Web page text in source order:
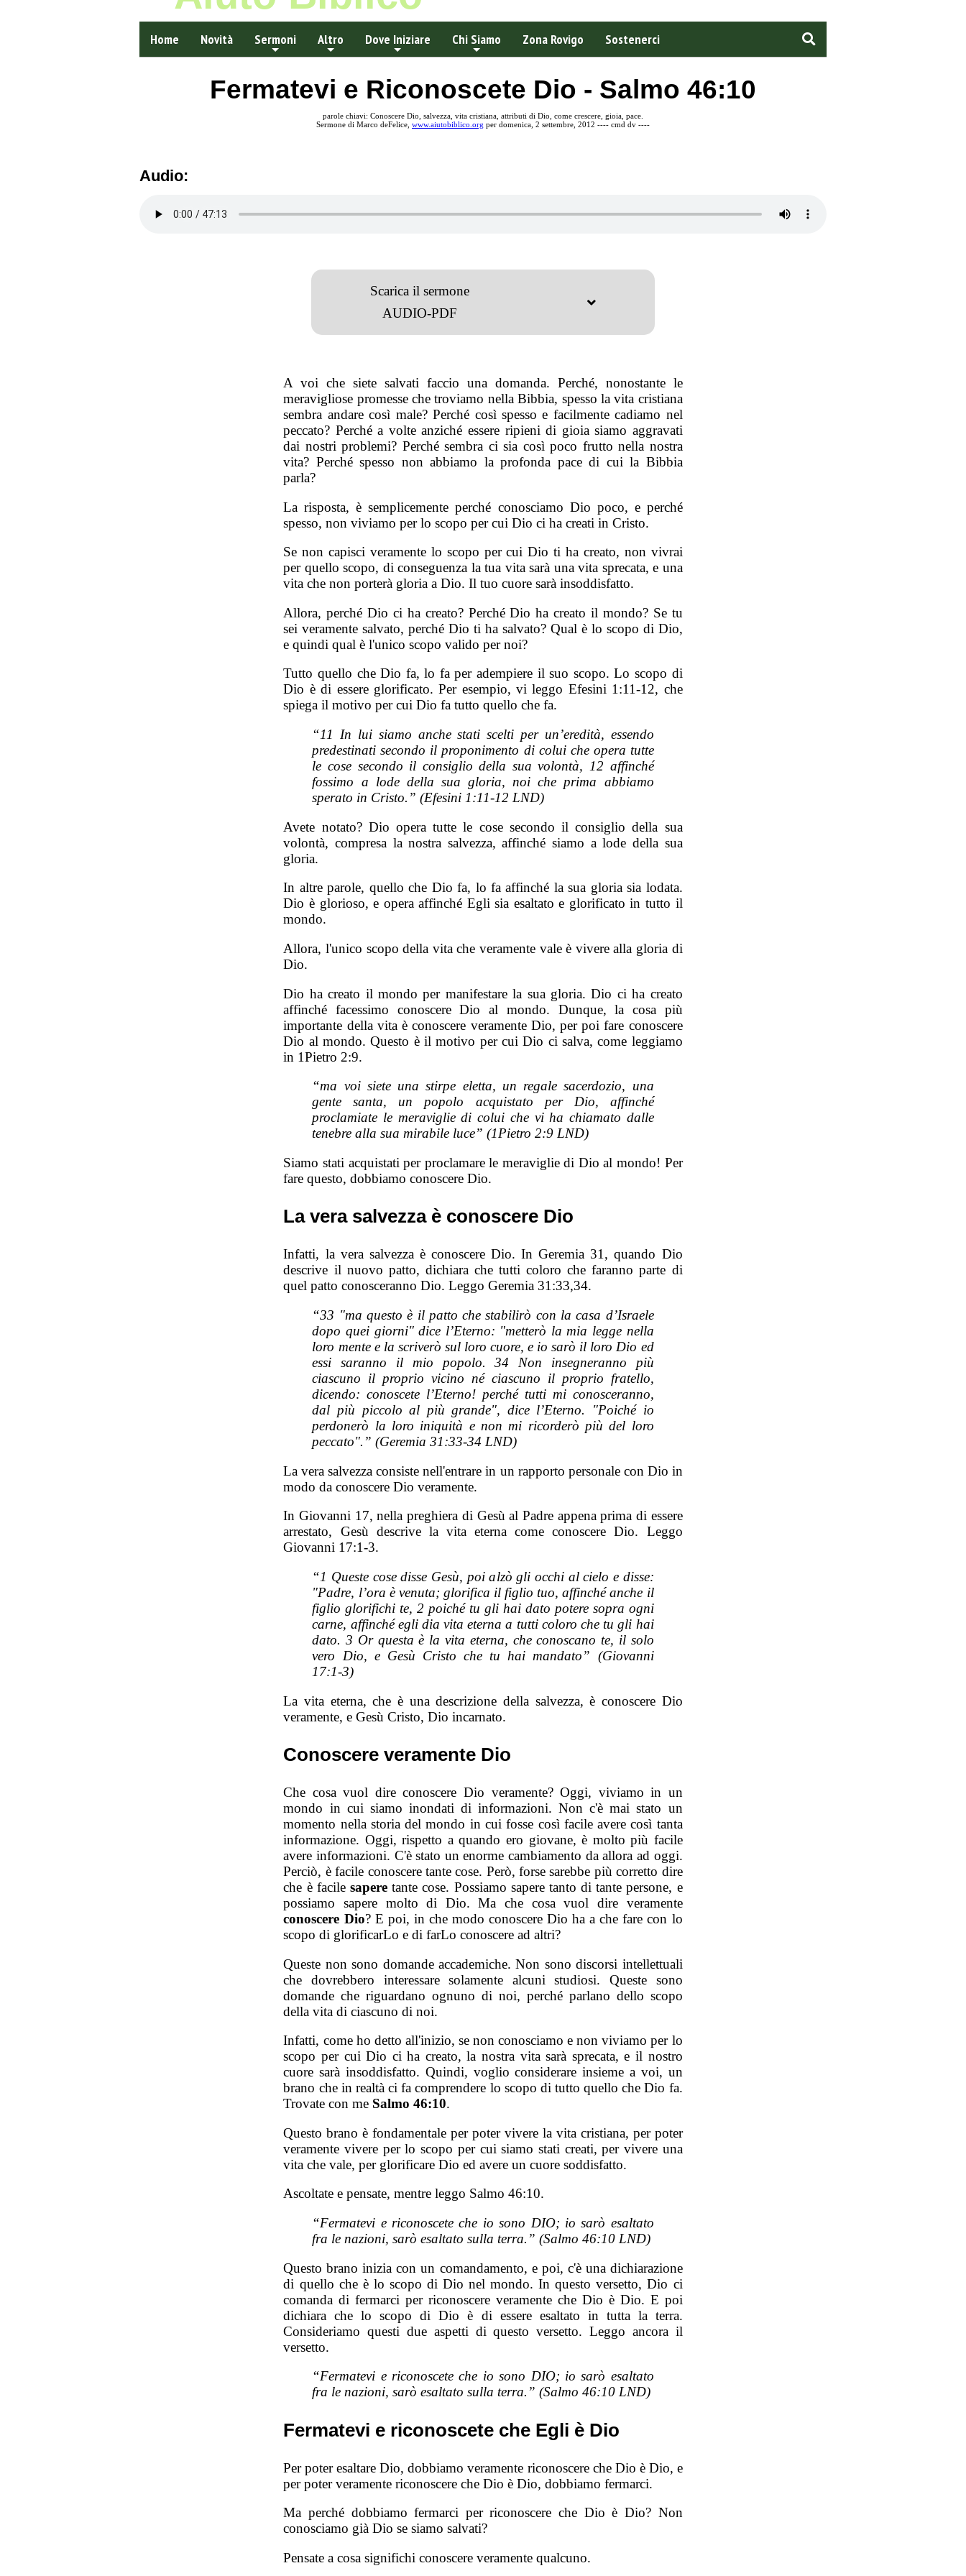
Home Novità Sermoni Altro Dove Iniziare Chi Siamo Zona Rovigo Sostenerci
Fermatevi e Riconoscete Dio - Salmo 46:10
parole chiavi: Conoscere Dio, salvezza, vita cristiana, attributi di Dio, come crescere, gioia, pace.
Sermone di Marco deFelice, www.aiutobiblico.org per domenica, 2 settembre, 2012 ---- cmd dv ----
Audio:
Scarica il sermone
AUDIO-PDF
A voi che siete salvati faccio una domanda. Perché, nonostante le
meravigliose promesse che troviamo nella Bibbia, spesso la vita cristiana
sembra andare così male? Perché così spesso e facilmente cadiamo nel
peccato? Perché a volte anziché essere ripieni di gioia siamo aggravati
dai nostri problemi? Perché sembra ci sia così poco frutto nella nostra
vita? Perché spesso non abbiamo la profonda pace di cui la Bibbia
parla?
La risposta, è semplicemente perché conosciamo Dio poco, e perché
spesso, non viviamo per lo scopo per cui Dio ci ha creati in Cristo.
Se non capisci veramente lo scopo per cui Dio ti ha creato, non vivrai
per quello scopo, di conseguenza la tua vita sarà una vita sprecata, e una
vita che non porterà gloria a Dio. Il tuo cuore sarà insoddisfatto.
Allora, perché Dio ci ha creato? Perché Dio ha creato il mondo? Se tu
sei veramente salvato, perché Dio ti ha salvato? Qual è lo scopo di Dio,
e quindi qual è l'unico scopo valido per noi?
Tutto quello che Dio fa, lo fa per adempiere il suo scopo. Lo scopo di
Dio è di essere glorificato. Per esempio, vi leggo Efesini 1:11-12, che
spiega il motivo per cui Dio fa tutto quello che fa.
“11 In lui siamo anche stati scelti per un’eredità, essendo
predestinati secondo il proponimento di colui che opera tutte
le cose secondo il consiglio della sua volontà, 12 affinché
fossimo a lode della sua gloria, noi che prima abbiamo
sperato in Cristo.” (Efesini 1:11-12 LND)
Avete notato? Dio opera tutte le cose secondo il consiglio della sua
volontà, compresa la nostra salvezza, affinché siamo a lode della sua
gloria.
In altre parole, quello che Dio fa, lo fa affinché la sua gloria sia lodata.
Dio è glorioso, e opera affinché Egli sia esaltato e glorificato in tutto il
mondo.
Allora, l'unico scopo della vita che veramente vale è vivere alla gloria di
Dio.
Dio ha creato il mondo per manifestare la sua gloria. Dio ci ha creato
affinché facessimo conoscere Dio al mondo. Dunque, la cosa più
importante della vita è conoscere veramente Dio, per poi fare conoscere
Dio al mondo. Questo è il motivo per cui Dio ci salva, come leggiamo
in 1Pietro 2:9.
“ma voi siete una stirpe eletta, un regale sacerdozio, una
gente santa, un popolo acquistato per Dio, affinché
proclamiate le meraviglie di colui che vi ha chiamato dalle
tenebre alla sua mirabile luce” (1Pietro 2:9 LND)
Siamo stati acquistati per proclamare le meraviglie di Dio al mondo! Per
fare questo, dobbiamo conoscere Dio.
La vera salvezza è conoscere Dio
Infatti, la vera salvezza è conoscere Dio. In Geremia 31, quando Dio
descrive il nuovo patto, dichiara che tutti coloro che faranno parte di
quel patto conosceranno Dio. Leggo Geremia 31:33,34.
“33 "ma questo è il patto che stabilirò con la casa d’Israele
dopo quei giorni" dice l’Eterno: "metterò la mia legge nella
loro mente e la scriverò sul loro cuore, e io sarò il loro Dio ed
essi saranno il mio popolo. 34 Non insegneranno più
ciascuno il proprio vicino né ciascuno il proprio fratello,
dicendo: conoscete l’Eterno! perché tutti mi conosceranno,
dal più piccolo al più grande", dice l’Eterno. "Poiché io
perdonerò la loro iniquità e non mi ricorderò più del loro
peccato".” (Geremia 31:33-34 LND)
La vera salvezza consiste nell'entrare in un rapporto personale con Dio in
modo da conoscere Dio veramente.
In Giovanni 17, nella preghiera di Gesù al Padre appena prima di essere
arrestato, Gesù descrive la vita eterna come conoscere Dio. Leggo
Giovanni 17:1-3.
“1 Queste cose disse Gesù, poi alzò gli occhi al cielo e disse:
"Padre, l’ora è venuta; glorifica il figlio tuo, affinché anche il
figlio glorifichi te, 2 poiché tu gli hai dato potere sopra ogni
carne, affinché egli dia vita eterna a tutti coloro che tu gli hai
dato. 3 Or questa è la vita eterna, che conoscano te, il solo
vero Dio, e Gesù Cristo che tu hai mandato” (Giovanni
17:1-3)
La vita eterna, che è una descrizione della salvezza, è conoscere Dio
veramente, e Gesù Cristo, Dio incarnato.
Conoscere veramente Dio
Che cosa vuol dire conoscere Dio veramente? Oggi, viviamo in un
mondo in cui siamo inondati di informazioni. Non c'è mai stato un
momento nella storia del mondo in cui fosse così facile avere così tanta
informazione. Oggi, rispetto a quando ero giovane, è molto più facile
avere informazioni. C'è stato un enorme cambiamento da allora ad oggi.
Perciò, è facile conoscere tante cose. Però, forse sarebbe più corretto dire
che è facile sapere tante cose. Possiamo sapere tanto di tante persone, e
possiamo sapere molto di Dio. Ma che cosa vuol dire veramente
conoscere Dio? E poi, in che modo conoscere Dio ha a che fare con lo
scopo di glorificarLo e di farLo conoscere ad altri?
Queste non sono domande accademiche. Non sono discorsi intellettuali
che dovrebbero interessare solamente alcuni studiosi. Queste sono
domande che riguardano ognuno di noi, perché parlano dello scopo
della vita di ciascuno di noi.
Infatti, come ho detto all'inizio, se non conosciamo e non viviamo per lo
scopo per cui Dio ci ha creato, la nostra vita sarà sprecata, e il nostro
cuore sarà insoddisfatto. Quindi, voglio considerare insieme a voi, un
brano che in realtà ci fa comprendere lo scopo di tutto quello che Dio fa.
Trovate con me Salmo 46:10.
Questo brano è fondamentale per poter vivere la vita cristiana, per poter
veramente vivere per lo scopo per cui siamo stati creati, per vivere una
vita che vale, per glorificare Dio ed avere un cuore soddisfatto.
Ascoltate e pensate, mentre leggo Salmo 46:10.
“Fermatevi e riconoscete che io sono DIO; io sarò esaltato
fra le nazioni, sarò esaltato sulla terra.” (Salmo 46:10 LND)
Questo brano inizia con un comandamento, e poi, c'è una dichiarazione
di quello che è lo scopo di Dio nel mondo. In questo versetto, Dio ci
comanda di fermarci per riconoscere veramente che Dio è Dio. E poi
dichiara che lo scopo di Dio è di essere esaltato in tutta la terra.
Consideriamo questi due aspetti di questo versetto. Leggo ancora il
versetto.
“Fermatevi e riconoscete che io sono DIO; io sarò esaltato
fra le nazioni, sarò esaltato sulla terra.” (Salmo 46:10 LND)
Fermatevi e riconoscete che Egli è Dio
Per poter esaltare Dio, dobbiamo veramente riconoscere che Dio è Dio, e
per poter veramente riconoscere che Dio è Dio, dobbiamo fermarci.
Ma perché dobbiamo fermarci per riconoscere che Dio è Dio? Non
conosciamo già Dio se siamo salvati?
Pensate a cosa significhi conoscere veramente qualcuno.